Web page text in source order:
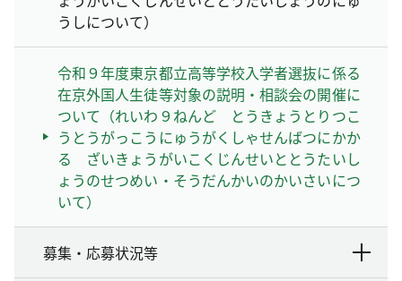
うしについて）
令和９年度東京都立高等学校入学者選抜に係る
在京外国人生徒等対象の説明・相談会の開催に
ついて（れいわ９ねんど とうきょうとりつこ
うとうがっこうにゅうがくしゃせんばつにかか
る ざいきょうがいこくじんせいととうたいし
ょうのせつめい・そうだんかいのかいさいにつ
いて）
募集・応募状況等